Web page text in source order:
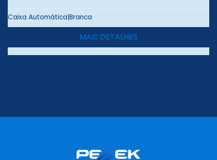
Caixa Automática|Branca
MAIS DETALHES